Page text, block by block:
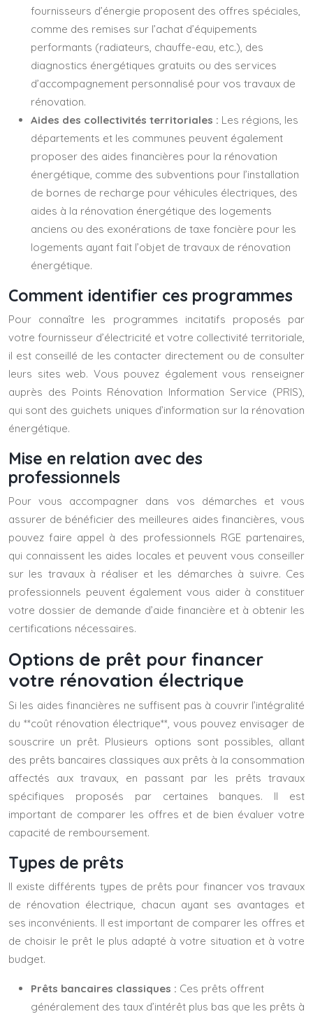
fournisseurs d’énergie proposent des offres spéciales,
comme des remises sur l’achat d’équipements
performants (radiateurs, chauffe-eau, etc.), des
diagnostics énergétiques gratuits ou des services
d’accompagnement personnalisé pour vos travaux de
rénovation.
Aides des collectivités territoriales : Les régions, les
départements et les communes peuvent également
proposer des aides financières pour la rénovation
énergétique, comme des subventions pour l’installation
de bornes de recharge pour véhicules électriques, des
aides à la rénovation énergétique des logements
anciens ou des exonérations de taxe foncière pour les
logements ayant fait l’objet de travaux de rénovation
énergétique.
Comment identifier ces programmes
Pour connaître les programmes incitatifs proposés par
votre fournisseur d’électricité et votre collectivité territoriale,
il est conseillé de les contacter directement ou de consulter
leurs sites web. Vous pouvez également vous renseigner
auprès des Points Rénovation Information Service (PRIS),
qui sont des guichets uniques d’information sur la rénovation
énergétique.
Mise en relation avec des
professionnels
Pour vous accompagner dans vos démarches et vous
assurer de bénéficier des meilleures aides financières, vous
pouvez faire appel à des professionnels RGE partenaires,
qui connaissent les aides locales et peuvent vous conseiller
sur les travaux à réaliser et les démarches à suivre. Ces
professionnels peuvent également vous aider à constituer
votre dossier de demande d’aide financière et à obtenir les
certifications nécessaires.
Options de prêt pour financer
votre rénovation électrique
Si les aides financières ne suffisent pas à couvrir l’intégralité
du **coût rénovation électrique**, vous pouvez envisager de
souscrire un prêt. Plusieurs options sont possibles, allant
des prêts bancaires classiques aux prêts à la consommation
affectés aux travaux, en passant par les prêts travaux
spécifiques proposés par certaines banques. Il est
important de comparer les offres et de bien évaluer votre
capacité de remboursement.
Types de prêts
Il existe différents types de prêts pour financer vos travaux
de rénovation électrique, chacun ayant ses avantages et
ses inconvénients. Il est important de comparer les offres et
de choisir le prêt le plus adapté à votre situation et à votre
budget.
Prêts bancaires classiques : Ces prêts offrent
généralement des taux d’intérêt plus bas que les prêts à